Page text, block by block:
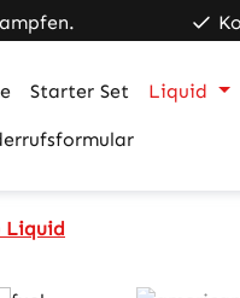
Starter Set Liquid
Liquid